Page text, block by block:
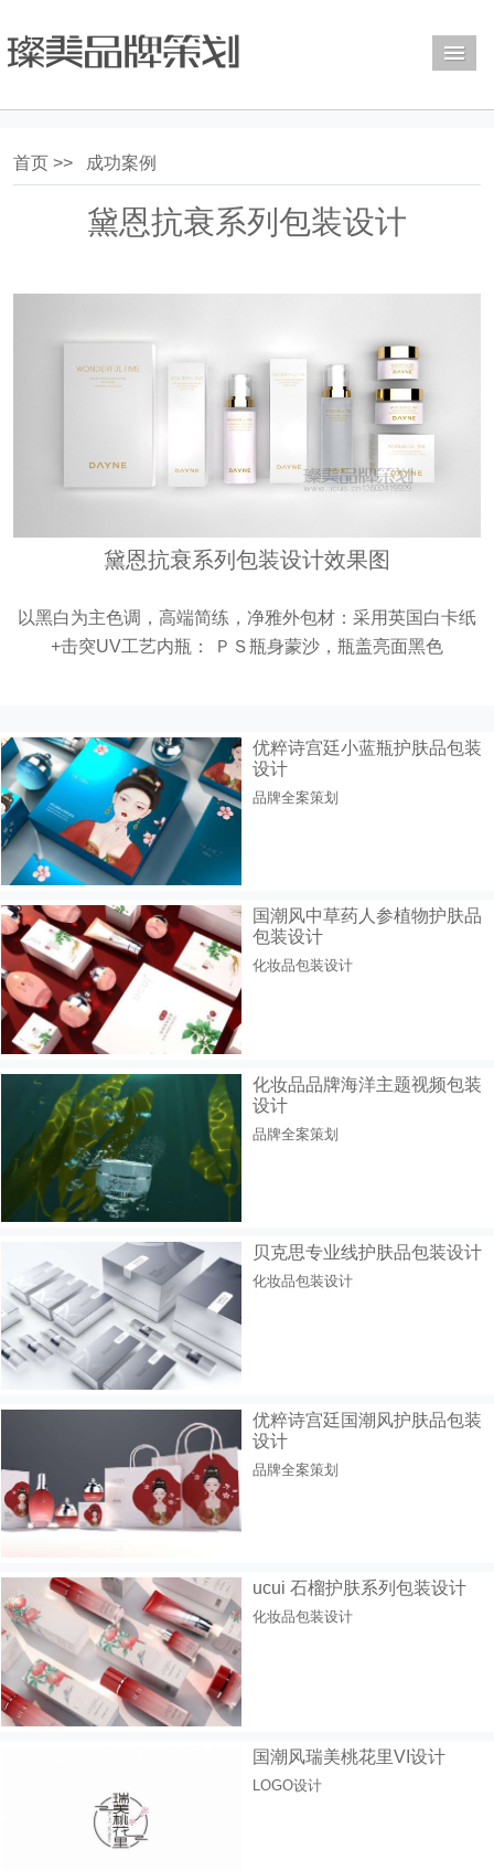
首页 >> 成功案例
黛恩抗衰系列包装设计
黛恩抗衰系列包装设计效果图
以黑白为主色调，高端简练，净雅外包材：采用英国白卡纸
+击突UV工艺内瓶： ＰＳ瓶身蒙沙，瓶盖亮面黑色
优粹诗宫廷小蓝瓶护肤品包装
设计
品牌全案策划
国潮风中草药人参植物护肤品
包装设计
化妆品包装设计
化妆品品牌海洋主题视频包装
设计
品牌全案策划
贝克思专业线护肤品包装设计
化妆品包装设计
优粹诗宫廷国潮风护肤品包装
设计
品牌全案策划
ucui 石榴护肤系列包装设计
化妆品包装设计
国潮风瑞美桃花里VI设计
LOGO设计